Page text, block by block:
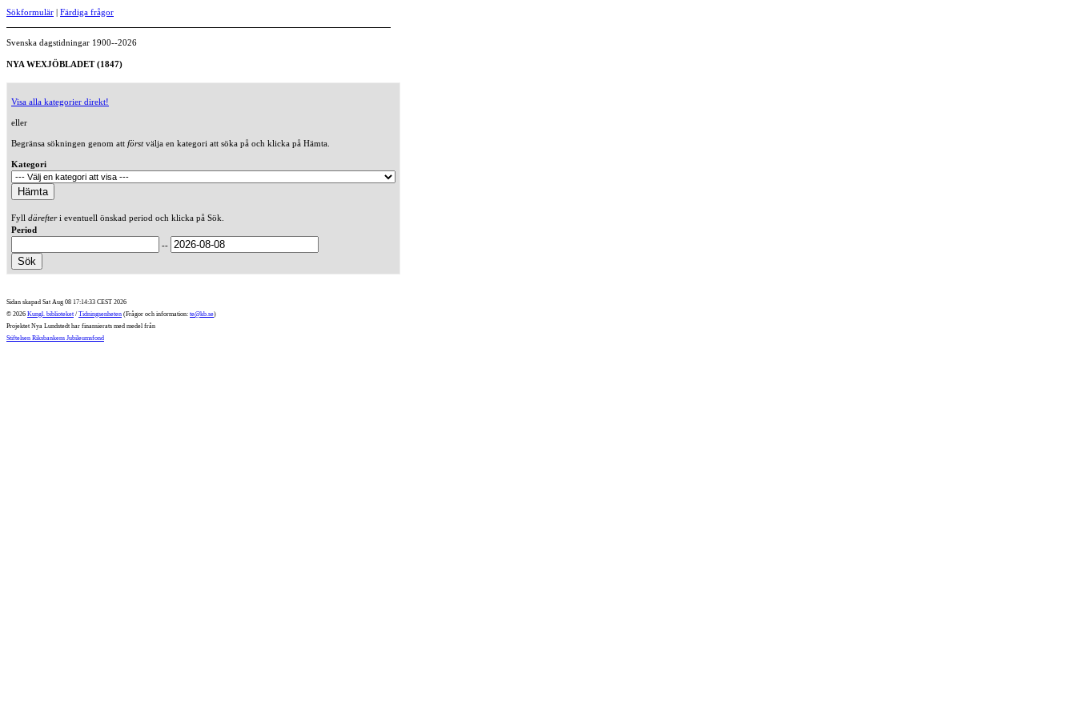
Sökformulär | Färdiga frågor
Svenska dagstidningar 1900--2026
NYA WEXJÖBLADET (1847)
Visa alla kategorier direkt!
eller
Begränsa sökningen genom att förstvälja en kategori att söka på och klicka på Hämta.
Kategori
Fyll därefteri eventuell önskad period och klicka på Sök.
Period
--
Sidan skapad Sat Aug 08 17:14:33 CEST 2026
© 2026 Kungl. biblioteket / Tidningsenheten (Frågor och information: te@kb.se)
Projektet Nya Lundstedt har finansierats med medel från
Stiftelsen Riksbankens Jubileumsfond